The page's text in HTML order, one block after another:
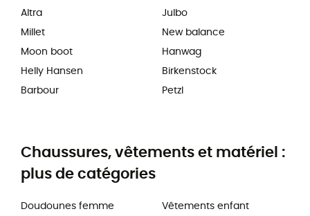
Altra
Millet
Moon boot
Helly Hansen
Barbour
Julbo
New balance
Hanwag
Birkenstock
Petzl
Chaussures, vêtements et matériel :
plus de catégories
Doudounes femme
Vêtements enfant